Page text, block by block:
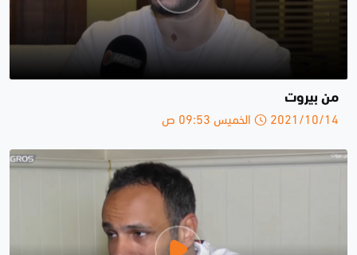
من بيروت
2021/10/14 الخميس 09:53 ص